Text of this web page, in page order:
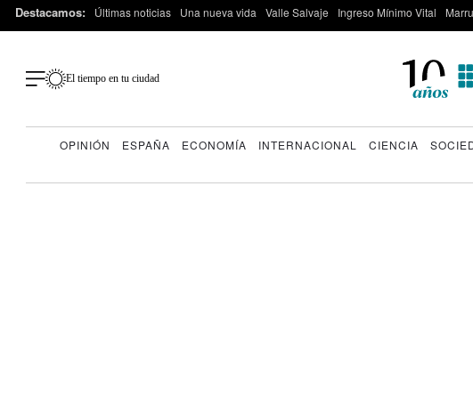
Destacamos: Últimas noticias Una nueva vida Valle Salvaje Ingreso Mínimo Vital
El tiempo en tu ciudad
OPINIÓN ESPAÑA ECONOMÍA INTERNACIONAL CIENCIA